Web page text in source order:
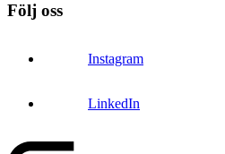
Följ oss
Instagram
LinkedIn